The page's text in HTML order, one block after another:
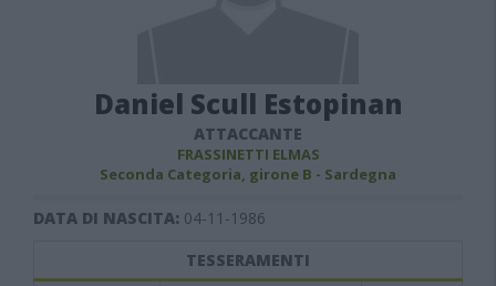
Daniel Scull Estopinan
ATTACCANTE
FRASSINETTI ELMAS
Seconda Categoria, girone B - Sardegna
DATA DI NASCITA: 04-11-1986
TESSERAMENTI